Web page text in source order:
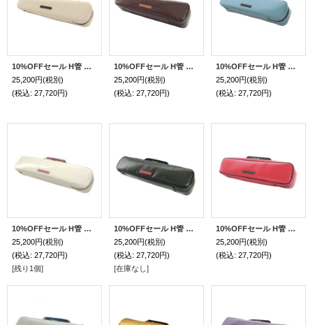
10%OFFセール H管 フルートケースガード「Amadeus/wf」オフホワイトスペシャルコーティング / 本革チョコハンドル
25,200円(税別)
(税込: 27,720円)
10%OFFセール H管 フルートケースガード「Amadeus/wf」チョコ / 本革キャメルハンドル
25,200円(税別)
(税込: 27,720円)
10%OFFセール H管 フルートケースガード「Amadeus/wf」ミント / 本革チョコハンドル
25,200円(税別)
(税込: 27,720円)
10%OFFセール H管 フルートケースガード「Amadeus/wf」オフホワイトスペシャルコーティング / 本革ピンクハンドル
25,200円(税別)
(税込: 27,720円)
[残り1個]
10%OFFセール H管 フルートケースガード「Amadeus/wf」マットブラック / 本革黒ハンドル・赤ネーム
25,200円(税別)
(税込: 27,720円)
[在庫なし]
10%OFFセール H管 フルートケースガード「Amadeus/wf」マットスカーレット / 本革黒ハンドル
25,200円(税別)
(税込: 27,720円)